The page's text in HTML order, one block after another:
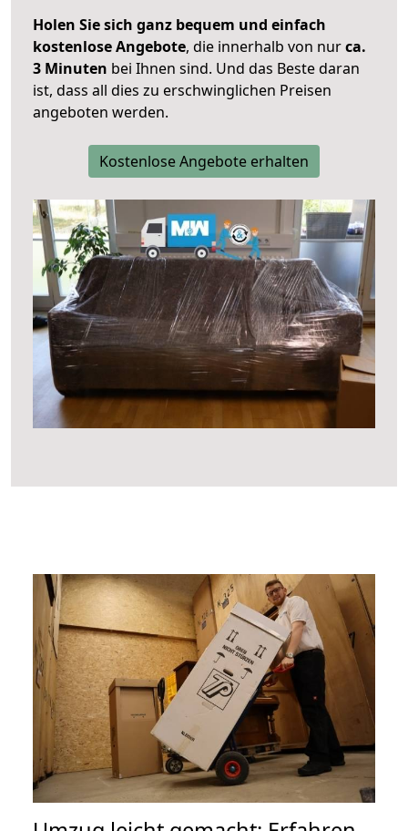
Holen Sie sich ganz bequem und einfach
kostenlose Angebote, die innerhalb von nurca.
3 Minuten bei Ihnen sind. Und das Beste daran
ist, dass all dies zu erschwinglichen Preisen
angeboten werden.
Kostenlose Angebote erhalten